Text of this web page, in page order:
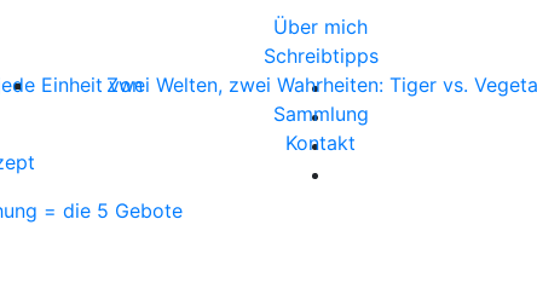
Über mich
Schreibtipps
Zwei Welten, zwei Wahrheiten: Tiger vs.
Sammlung
Kontakt
Einheit von
= die 5 Gebote